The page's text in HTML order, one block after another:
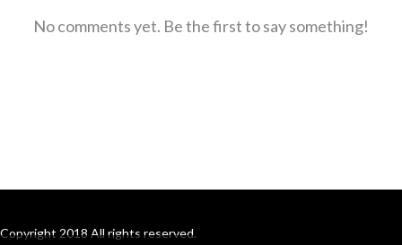
No comments yet. Be the first to say something!
Copyright 2018 All rights reserved.